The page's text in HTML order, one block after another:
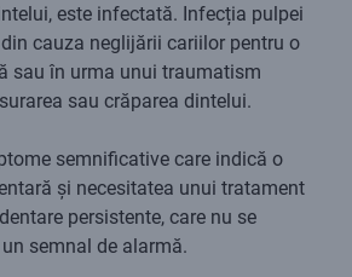
este infectată. Infecția pulpei
cauza neglijării cariilor pentru o
sau în urma unui traumatism
sau crăparea dintelui.
semnificative care indică o
și necesitatea unui tratament
persistente, care nu se
semnal de alarmă.